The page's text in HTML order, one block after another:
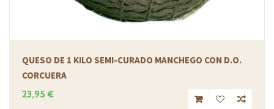
QUESO DE 1 KILO SEMI-CURADO MANCHEGO CON D.O.
CORCUERA
23,95 €